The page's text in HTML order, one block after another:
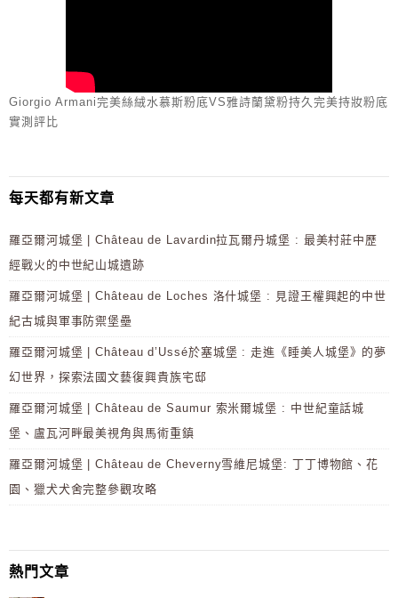
Giorgio Armani完美絲絨水慕斯粉底VS雅詩蘭黛粉持久完美持妝粉底
實測評比
每天都有新文章
羅亞爾河城堡 | Château de Lavardin拉瓦爾丹城堡 : 最美村莊中歷
經戰火的中世紀山城遺跡
羅亞爾河城堡 | Château de Loches 洛什城堡 : 見證王權興起的中世
紀古城與軍事防禦堡壘
羅亞爾河城堡 | Château d’Ussé於塞城堡 : 走進《睡美人城堡》的夢
幻世界，探索法國文藝復興貴族宅邸
羅亞爾河城堡 | Château de Saumur 索米爾城堡 : 中世紀童話城
堡、盧瓦河畔最美視角與馬術重鎮
羅亞爾河城堡 | Château de Cheverny雪維尼城堡: 丁丁博物館、花
園、獵犬犬舍完整參觀攻略
熱門文章